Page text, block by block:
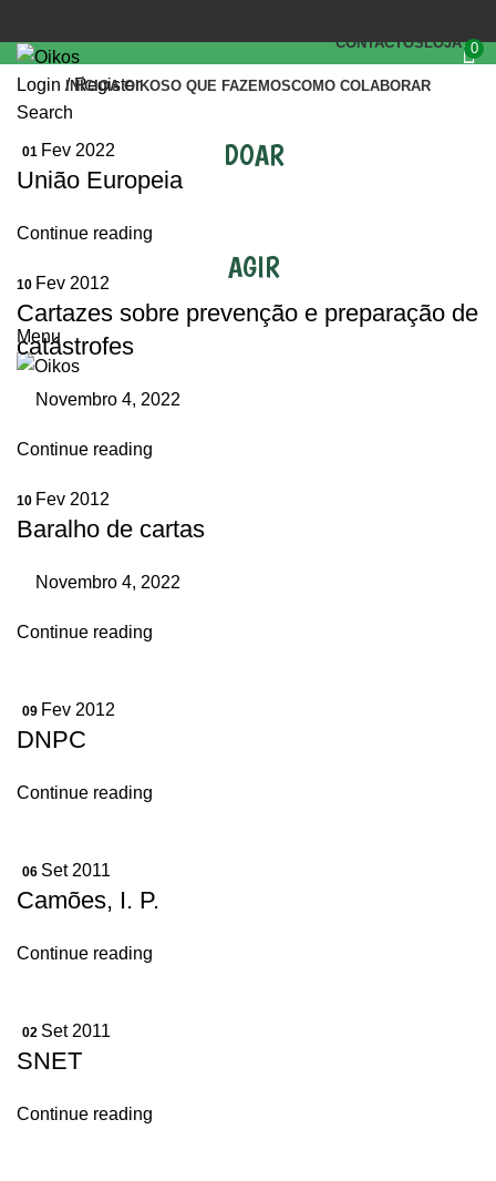
CONTACTOSLOJA 0
Login / Register
Search
INÍCIOA OIKOSO QUE FAZEMOSCOMO COLABORAR
DOAR
AGIR
Menu
01 Fev 2022
União Europeia
Continue reading
10 Fev 2012
Cartazes sobre prevenção e preparação de
catástrofes
Novembro 4, 2022
Continue reading
10 Fev 2012
Baralho de cartas
Novembro 4, 2022
Continue reading
09 Fev 2012
DNPC
Continue reading
06 Set 2011
Camões, I. P.
Continue reading
02 Set 2011
SNET
Continue reading